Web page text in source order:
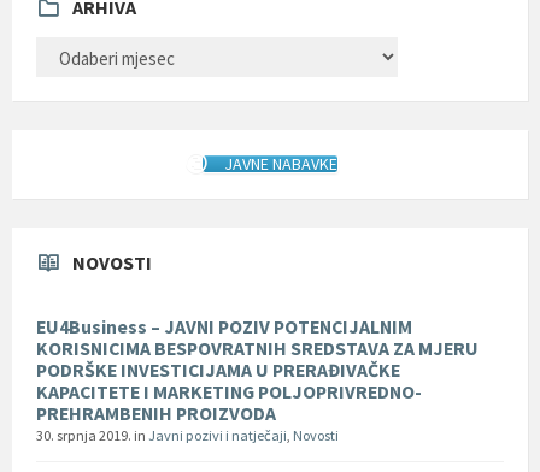
ARHIVA
JAVNE NABAVKE
NOVOSTI
EU4Business – JAVNI POZIV POTENCIJALNIM
KORISNICIMA BESPOVRATNIH SREDSTAVA ZA MJERU
PODRŠKE INVESTICIJAMA U PRERAĐIVAČKE
KAPACITETE I MARKETING POLJOPRIVREDNO-
PREHRAMBENIH PROIZVODA
30. srpnja 2019. in Javni pozivi i natječaji, Novosti